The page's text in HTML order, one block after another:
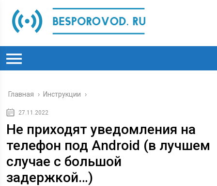
Главная › Инструкции ›
27.11.2022
Не приходят уведомления на
телефон под Android (в лучшем
случае с большой
задержкой…)